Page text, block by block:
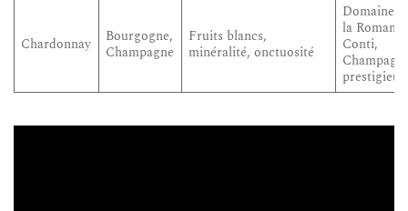
Chardonnay
Bourgogne,
Champagne
Fruits blancs,
minéralité, onctuosité
Domaine
la
Conti,
prestigieux